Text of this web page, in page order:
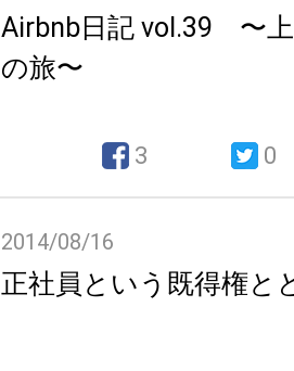
Airbnb日記 vol.39 〜
の旅〜
3 0
2014/08/16
正社員という既得権と